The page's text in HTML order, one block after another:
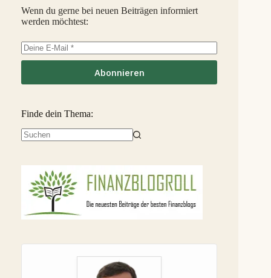
InSoil 2,6 % S
37 Linked Finance -6,3 % S
Wenn du gerne bei neuen Beiträgen informiert
werden möchtest:
Abonnieren
Finde dein Thema: